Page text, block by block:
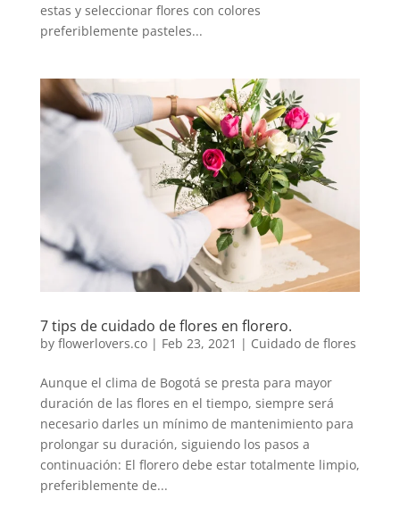
estas y seleccionar flores con colores
preferiblemente pasteles...
7 tips de cuidado de flores en florero.
by flowerlovers.co| Feb 23, 2021 | Cuidado de flores
Aunque el clima de Bogotá se presta para mayor
duración de las flores en el tiempo, siempre será
necesario darles un mínimo de mantenimiento para
prolongar su duración, siguiendo los pasos a
continuación: El florero debe estar totalmente limpio,
preferiblemente de...